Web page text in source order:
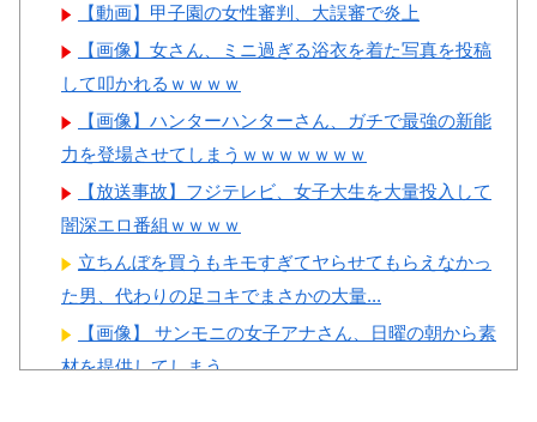
本の対応のスピードに世界が衝
【画像】顔100点、体30点の
女ｗｗｗ
Powered by livedoor 相互RSS
メンについて勘違いしているこ
とがこちら…」→「え
国の反応
韓国サッカー協会「現在は不
適切な行為は絶対にない」→韓
のにそこは言及しないんだなｗ
ｗｗ」「責任逃れが本当にひど
い・・・」
【動画】甲子園の女性審判、大誤審で炎上
【画像】女さん、ミニ過ぎる浴衣を着た写真を投稿
して叩かれるｗｗｗｗ
【画像】ハンターハンターさん、ガチで最強の新能
力を登場させてしまうｗｗｗｗｗｗｗ
【放送事故】フジテレビ、女子大生を大量投入して
闇深エロ番組ｗｗｗｗ
立ちんぼを買うもキモすぎてヤらせてもらえなかっ
た男、代わりの足コキでまさかの大量...
【画像】 サンモニの女子アナさん、日曜の朝から素
材を提供してしまう